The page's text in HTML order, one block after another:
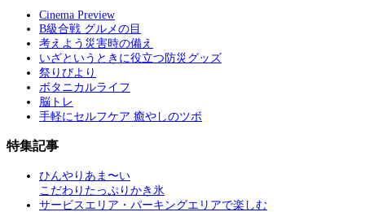
Cinema Preview
B級合戦 グルメの目
考えよう災害時の備え
いざというときに役立つ防災グッズ
祭りびより
ボタニカルライフ
脳トレ
手軽にセルフケア 癒やしのツボ
特集記事
ひんやりあま〜い
こだわりたっぷりかき氷
サービスエリア・パーキングエリアで楽しむ